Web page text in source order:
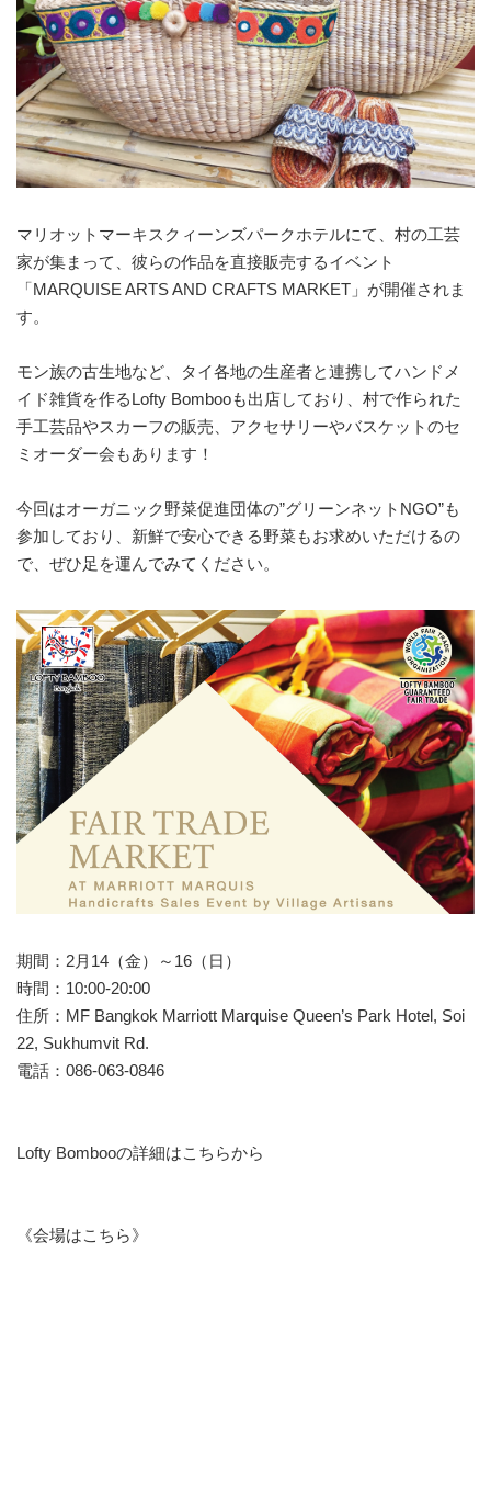
マリオットマーキスクィーンズパークホテルにて、村の工芸
家が集まって、彼らの作品を直接販売するイベント
「MARQUISE ARTS AND CRAFTS MARKET」が開催されま
す。
モン族の古生地など、タイ各地の生産者と連携してハンドメ
イド雑貨を作るLofty Bombooも出店しており、村で作られた
手工芸品やスカーフの販売、アクセサリーやバスケットのセ
ミオーダー会もあります！
今回はオーガニック野菜促進団体の”グリーンネットNGO”も
参加しており、新鮮で安心できる野菜もお求めいただけるの
で、ぜひ足を運んでみてください。
期間：2月14（金）～16（日）
時間：10:00-20:00
住所：MF Bangkok Marriott Marquise Queen’s Park Hotel, Soi
22, Sukhumvit Rd.
電話：086-063-0846
Lofty Bombooの詳細はこちらから
《会場はこちら》